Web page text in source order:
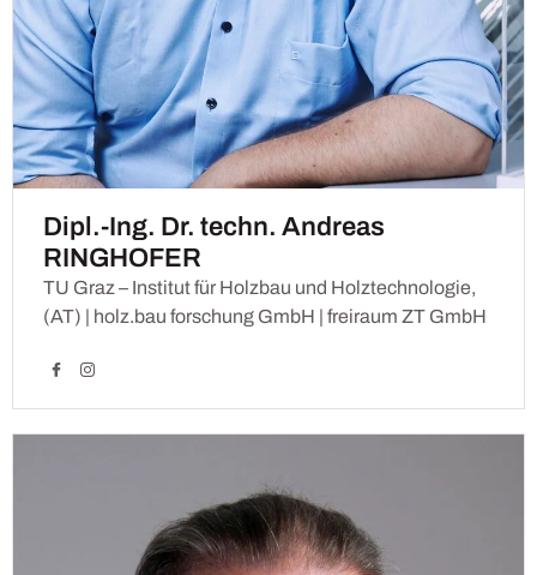
Dipl.-Ing. Dr. techn. Andreas
RINGHOFER
TU Graz – Institut für Holzbau und Holztechnologie,
(AT) | holz.bau forschung GmbH | freiraum ZT GmbH